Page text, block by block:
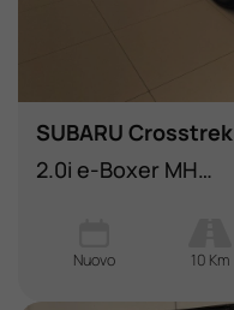
SUBARU Crosstrek
2.0i e-Boxer MHEV CVT Lineartronic Premium
Nuovo 10 Km